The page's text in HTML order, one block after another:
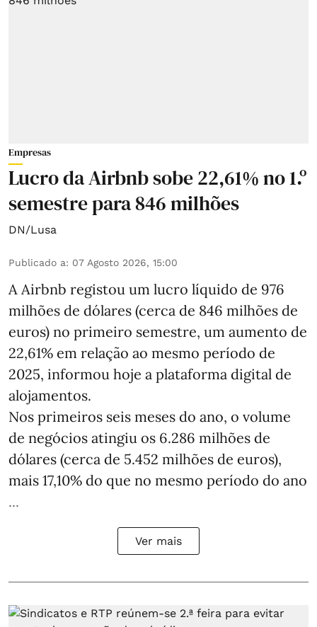
Empresas
Lucro da Airbnb sobe 22,61% no 1.º
semestre para 846 milhões
DN/Lusa
Publicado a: 07 Agosto 2026, 15:00
A Airbnb registou um lucro líquido de 976
milhões de dólares (cerca de 846 milhões de
euros) no primeiro semestre, um aumento de
22,61% em relação ao mesmo período de
2025, informou hoje a plataforma digital de
alojamentos.
Nos primeiros seis meses do ano, o volume
de negócios atingiu os 6.286 milhões de
dólares (cerca de 5.452 milhões de euros),
mais 17,10% do que no mesmo período do ano
...
Ver mais